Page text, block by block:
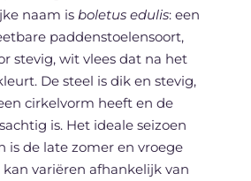
naam is boletus edulis: een
paddenstoelensoort,
stevig, wit vlees dat na het
De steel is dik en stevig,
cirkelvorm heeft en de
is. Het ideale seizoen
is de late zomer en vroege
variëren afhankelijk van